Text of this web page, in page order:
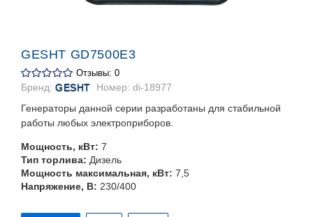
GESHT GD7500E3
Отзывы: 0
Бренд: GESHT Номер: di-18977
Генераторы данной серии разработаны для стабильной
работы любых электроприборов.
Мощность, кВт: 7
Тип торлива: Дизель
Мощность максимальная, кВт: 7,5
Напряжение, В: 230/400